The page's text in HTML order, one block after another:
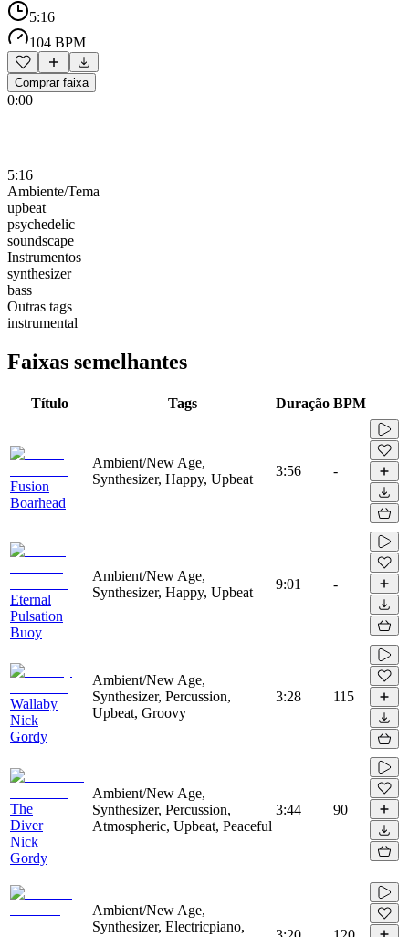
5:16
104 BPM
Comprar faixa
0:00
5:16
Ambiente/Tema
upbeat
psychedelic
soundscape
Instrumentos
synthesizer
bass
Outras tags
instrumental
Faixas semelhantes
Título Tags Duração BPM
Fusion
Boarhead
Ambient/New Age,
Synthesizer, Happy, Upbeat
3:56 -
Eternal
Pulsation
Buoy
Ambient/New Age,
Synthesizer, Happy, Upbeat
9:01 -
Wallaby
Nick
Gordy
Ambient/New Age,
Synthesizer, Percussion,
Upbeat, Groovy
3:28 115
The
Diver
Nick
Gordy
Ambient/New Age,
Synthesizer, Percussion,
Atmospheric, Upbeat, Peaceful
3:44 90
Ambient/New Age,
Synthesizer, Electricpiano,